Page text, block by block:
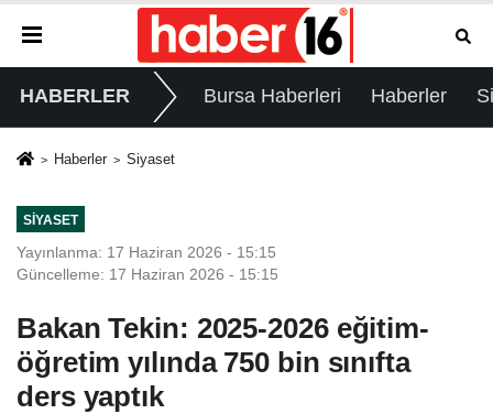
HABERLER Bursa Haberleri Haberler
Haberler Siyaset
SIYASET
Yayınlanma: 17 Haziran 2026 - 15:15
Güncelleme: 17 Haziran 2026 - 15:15
Bakan Tekin: 2025-2026 eğitim-
öğretim yılında 750 bin sınıfta
ders yaptık